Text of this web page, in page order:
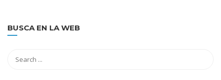
BUSCA EN LA WEB